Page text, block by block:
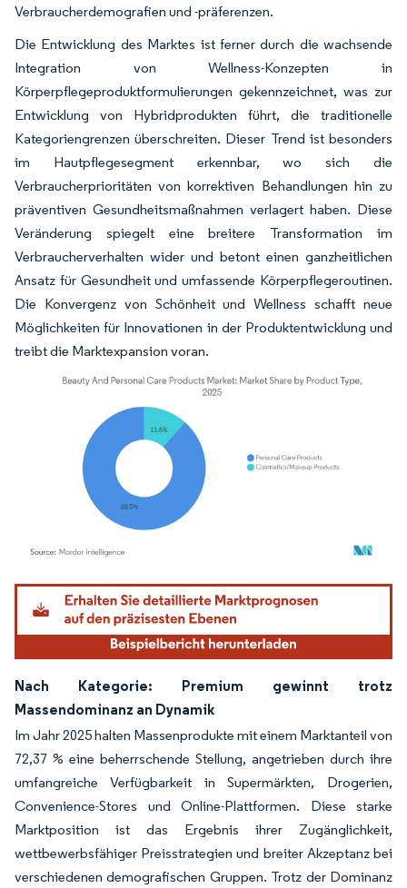
Verbraucherdemografien und -präferenzen.
Die Entwicklung des Marktes ist ferner durch die wachsende
Integration von Wellness-Konzepten in
Körperpflegeproduktformulierungen gekennzeichnet, was zur
Entwicklung von Hybridprodukten führt, die traditionelle
Kategoriengrenzen überschreiten. Dieser Trend ist besonders
im Hautpflegesegment erkennbar, wo sich die
Verbraucherprioritäten von korrektiven Behandlungen hin zu
präventiven Gesundheitsmaßnahmen verlagert haben. Diese
Veränderung spiegelt eine breitere Transformation im
Verbraucherverhalten wider und betont einen ganzheitlichen
Ansatz für Gesundheit und umfassende Körperpflegeroutinen.
Die Konvergenz von Schönheit und Wellness schafft neue
Möglichkeiten für Innovationen in der Produktentwicklung und
treibt die Marktexpansion voran.
Bild © Mordor Intelligence. Wiederverwendung erfordert Namensnennung gemäß
Nach Kategorie: Premium gewinnt trotz
Massendominanz an Dynamik
Im Jahr 2025 halten Massenprodukte mit einem Marktanteil von
72,37 % eine beherrschende Stellung, angetrieben durch ihre
umfangreiche Verfügbarkeit in Supermärkten, Drogerien,
Convenience-Stores und Online-Plattformen. Diese starke
Marktposition ist das Ergebnis ihrer Zugänglichkeit,
wettbewerbsfähiger Preisstrategien und breiter Akzeptanz bei
verschiedenen demografischen Gruppen. Trotz der Dominanz